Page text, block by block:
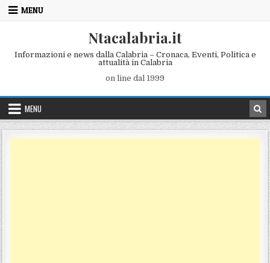
Skip to content
MENU
Ntacalabria.it
Informazioni e news dalla Calabria – Cronaca, Eventi, Politica e
attualità in Calabria
on line dal 1999
MENU